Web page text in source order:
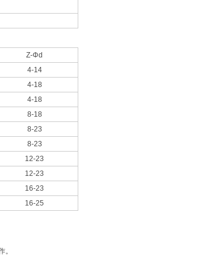
Z-Φd
4-14
4-18
4-18
8-18
8-23
8-23
12-23
12-23
16-23
16-25
。